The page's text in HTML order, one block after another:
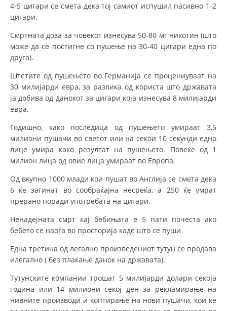
4-5 цигари се смета дека тој самиот испушил пасивно 1-2
цигари.
Смртната доза за човекот изнесува 50-80 мг никотин (што
може да се постигне со пушење на 30-40 цигари една по
друга).
Штетите од пушењето во Германија се процениуваат на
30 милијарди евра, за разлика од користа што државата
ја добива од данокот за цигари која изнесува 8 милијарди
евра.
Годишно, како последица од пушењето умираат 3,5
милиони пушачи во светот или на секои 10 секунди едно
лице умира како резултат на пушењето. Повеќе од 1
милион лица од овие лица умираат во Европа.
Од вкупно 1000 млади кои пушат во Англија се смета дека
6 ќе загинат во сообраќајна несреќа, а 250 ќе умрат
прерано поради употребата на цигари.
Ненадејната смрт кај бебињата е 5 пати почеста ако
бебето се наоѓа во просторија каде што се пуши
Една третина од легално произведениот тутун се продава
илегално ( без плаќање данок на државата).
Тутунските компании трошат 5 милијарди долари секоја
година или 14 милиони секој ден за рекламирање на
нивните производи и коптирање на нови пушачи, кои ќе